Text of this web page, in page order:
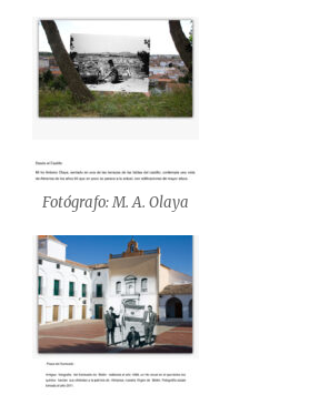
Fotógrafo: M. A. Olaya